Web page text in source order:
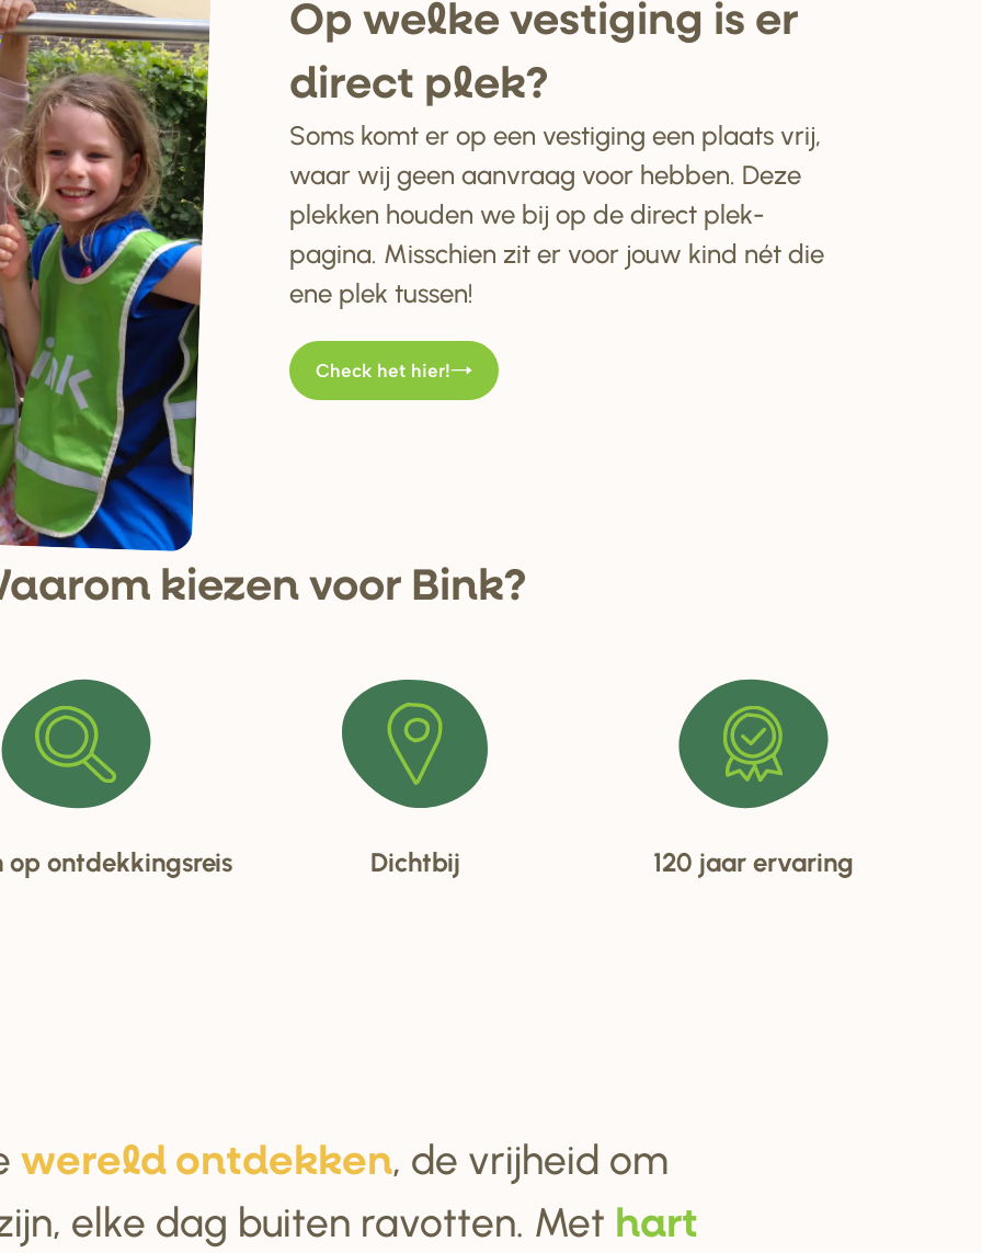
Op welke vestiging is er
direct plek?
Soms komt er op een vestiging een plaats vrij,
waar wij geen aanvraag voor hebben. Deze
plekken houden we bij op de direct plek-
pagina. Misschien zit er voor jouw kind nét die
ene plek tussen!
Check het hier!
rom kiezen voorBink?
op ontdekkingsreis Dichtbij 120 jaar ervaring
wereld ontdekken, de vrijheid om
elke dag buiten ravotten. Met hart